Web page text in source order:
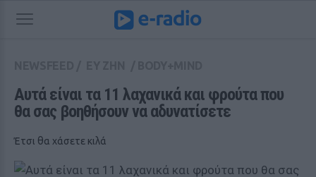
Αυτά είναι τα 11 λαχανικά και φρούτα που
θα σας βοηθήσουν να αδυνατίσετε
Έτσι θα χάσετε κιλά